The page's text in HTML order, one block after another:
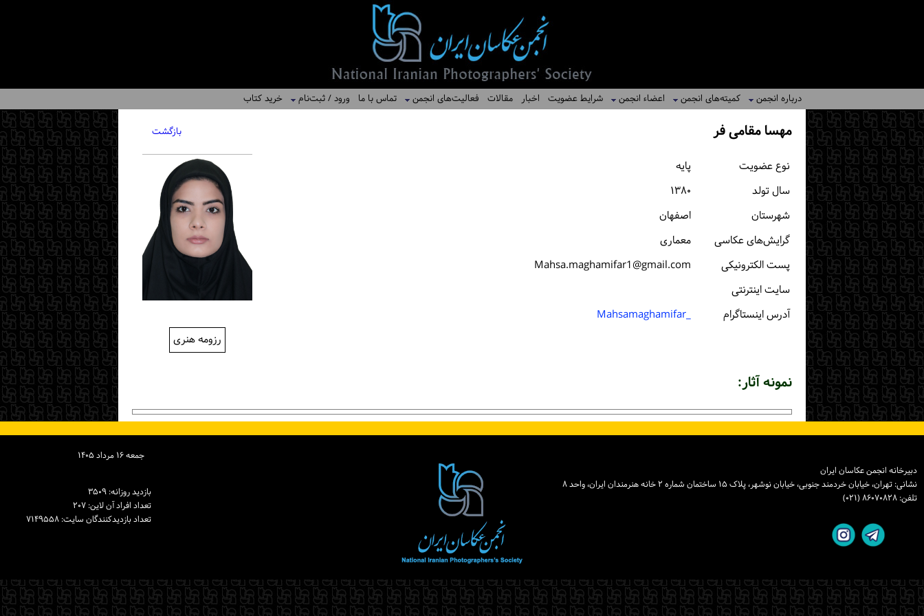
درباره انجمن کمیته‌های انجمن اعضاء انجمن شرایط عضویت اخبار مقالات فعالیت‌های انجمن تماس با ما ورود / ثبت‌نام خرید کتاب
مهسا مقامی فر بازگشت
رزومه هنری
نوع عضویت
پایه
سال تولد
۱۳۸۰
شهرستان
اصفهان
گرایش‌های عکاسی
معماری
پست الكترونیكی
Mahsa.maghamifar1@gmail.com
سایت اینترنتی
آدرس اینستاگرام
_Mahsamaghamifar
نمونه آثار:
جمعه ۱۶ مرداد ۱۴۰۵
بازدید روزانه: ۳۵۰۹
تعداد افراد آن لاین: ۲۰۷
تعداد بازدیدكنندگان سایت: ۷۱۴۹۵۵۸
دبیرخانه انجمن عکاسان ایران
نشانی: تهران، خیابان خردمند جنوبی، خیابان نوشهر، پلاک ۱۵ ساختمان شماره ۲ خانه هنرمندان ایران، واحد ۸
تلفن: ۸۶۰۷۰۸۲۸ (۰۲۱)